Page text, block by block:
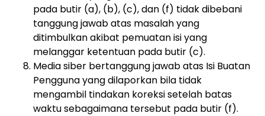
pada butir (a), (b), (c), dan (f) tidak dibebani
tanggung jawab atas masalah yang
ditimbulkan akibat pemuatan isi yang
melanggar ketentuan pada butir (c).
Media siber bertanggung jawab atas Isi Buatan
Pengguna yang dilaporkan bila tidak
mengambil tindakan koreksi setelah batas
waktu sebagaimana tersebut pada butir (f).